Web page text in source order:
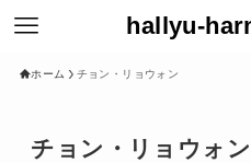
hallyu-
ホーム チョン・リョウォン
チョン・リョウォン